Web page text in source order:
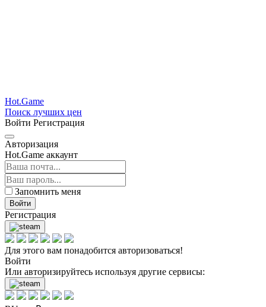
Hot.Game
Поиск лучших цен
Войти Регистрация
Авторизация
Hot.Game аккаунт
Запомнить меня
Войти
Регистрация
Для этого вам понадобится авторизоваться!
Войти
Или авторизируйтесь используя другие сервисы: